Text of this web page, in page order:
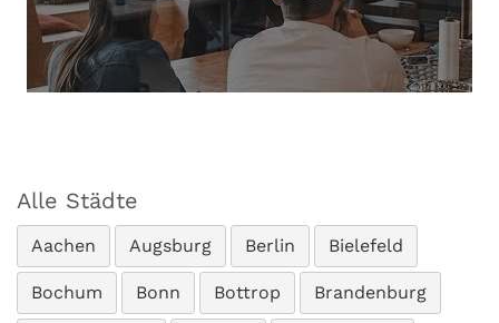
Alle Städte
Aachen Augsburg Berlin Bielefeld
Bochum Bonn Bottrop Brandenburg